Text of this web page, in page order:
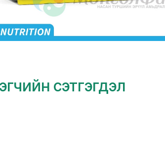
сэтгэгдэл